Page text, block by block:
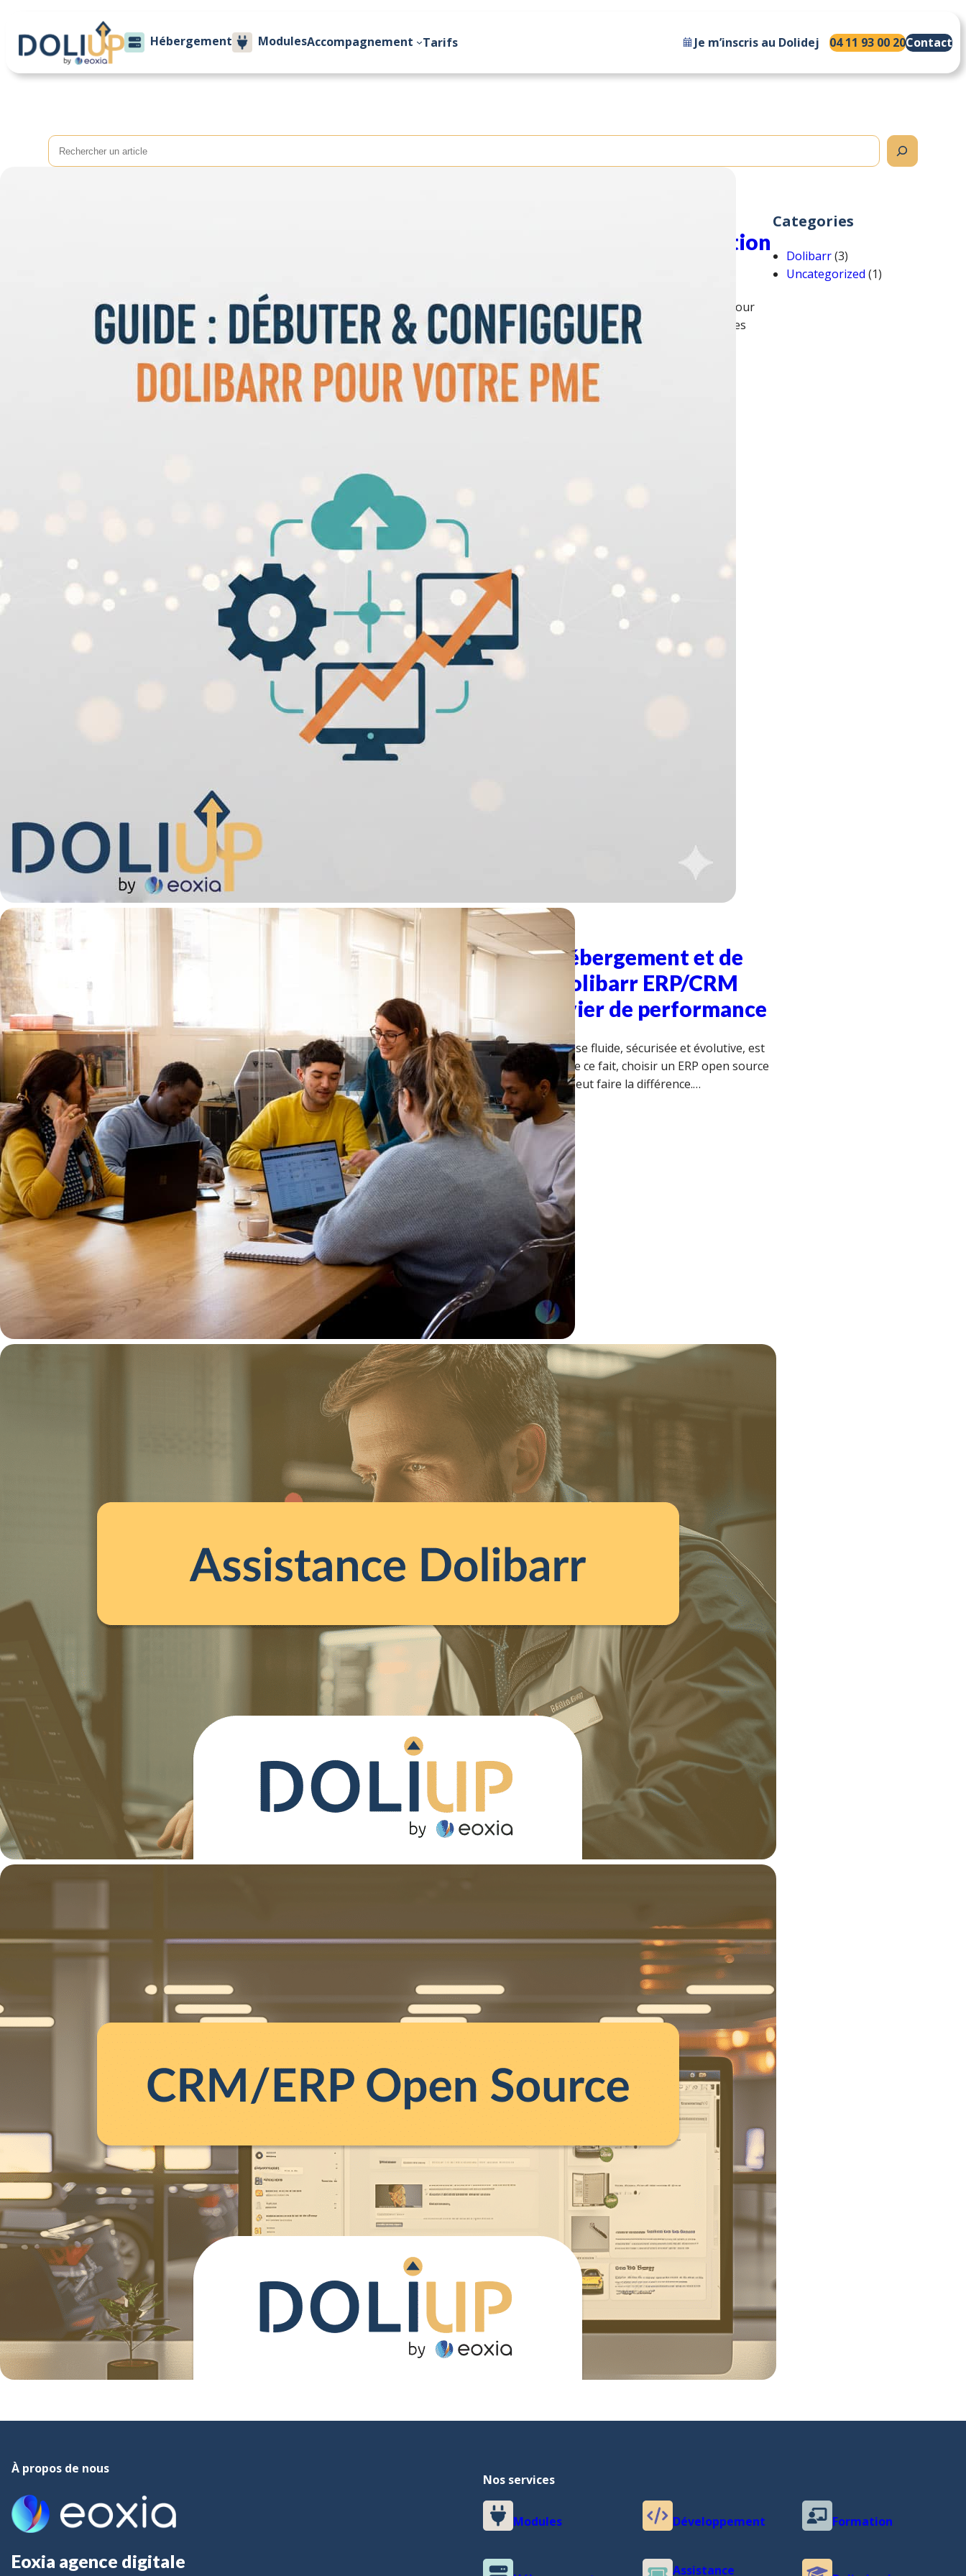
Hébergement ModulesAccompagnement Tarifs Je m’inscris au Dolidej 04 11 93 00 20Contact
Recherche
configurer Dolibarr pour votre gestion
Le choix d’un outil de gestion est d’une importance stratégique pour
toute entreprise. Entre les solutions propriétaires coûteuses et les
tableurs Excel qui atteignent vite leurs limites, Dolibarr ERP &…
Lire la suite
septembre 8, 2025
DoliUp : l’offre d’hébergement et de
gestion dédiée à Dolibarr ERP/CRM
pour en faire un levier de performance
Aujourd’hui, une gestion d’entreprise fluide, sécurisée et évolutive, est
primordiale pour une entreprise, de ce fait, choisir un ERP open source
comme Dolibarr pour y répondre peut faire la différence.…
Lire la suite
février 4, 2025
Assistance Dolibarr
Pourquoi opter pour une assistance Dolibarr ? Dolibarr est l’un des
ERP/CRM open-source les plus populaires, utilisé par des milliers
d’entreprises pour gérer leurs activités commerciales, comptables et
administratives. Cependant,…
Open Source
Découvrez Dolibarr, le CRM open source idéal pour les indépendants et
les entreprises. Apprenez ses avantages, sa comparaison avec
Salesforce, et comment il peut être personnalisé pour votre activité.
Lire la suite
Categories
Dolibarr(3)
Uncategorized (1)
À propos de nous
Eoxia agence digitale
Nos services
Modules Développement Formation
Assistance